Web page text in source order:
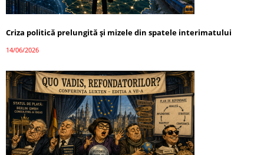
Criza politică prelungită și mizele din spatele interimatului
14/06/2026